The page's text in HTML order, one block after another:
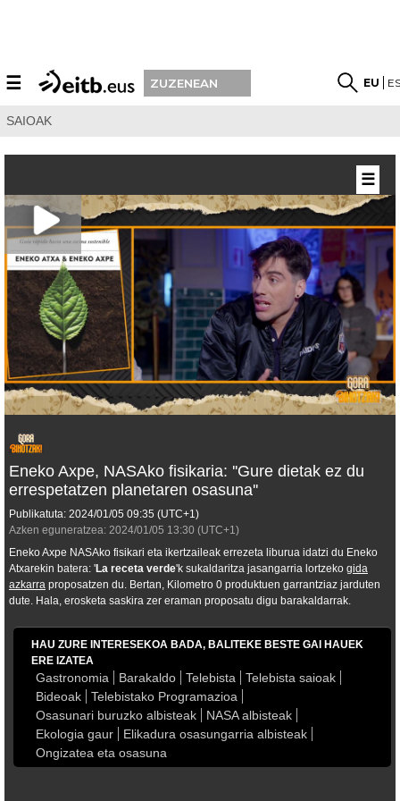
☰ ZUZENEAN EU
SAIOAK
Eneko Axpe, NASAko fisikaria: ''Gure dietak ez du
errespetatzen planetaren osasuna''
Publikatuta: 2024/01/05 09:35 (UTC+1)
Azken eguneratzea: 2024/01/05 13:30 (UTC+1)
Eneko Axpe NASAko fisikari eta ikertzaileak errezeta liburua idatzi du Eneko
Atxarekin batera: 'La receta verde'k sukaldaritza jasangarria lortzeko gida
azkarra proposatzen du. Bertan, Kilometro 0 produktuen garrantziaz jarduten
dute. Hala, erosketa saskira zer eraman proposatu digu barakaldarrak.
HAU ZURE INTERESEKOA BADA, BALITEKE BESTE GAI HAUEK
ERE IZATEA
Gastronomia Barakaldo Telebista
Telebista saioak
Bideoak
Telebistako Programazioa
Osasunari buruzko albisteak
NASA albisteak
Ekologia gaur
Elikadura osasungarria albisteak
Ongizatea eta osasuna
☰